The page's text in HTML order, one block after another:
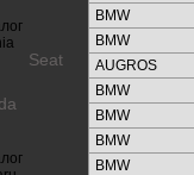
BMW
BMW
AUGROS
BMW
BMW
BMW
BMW
Seat